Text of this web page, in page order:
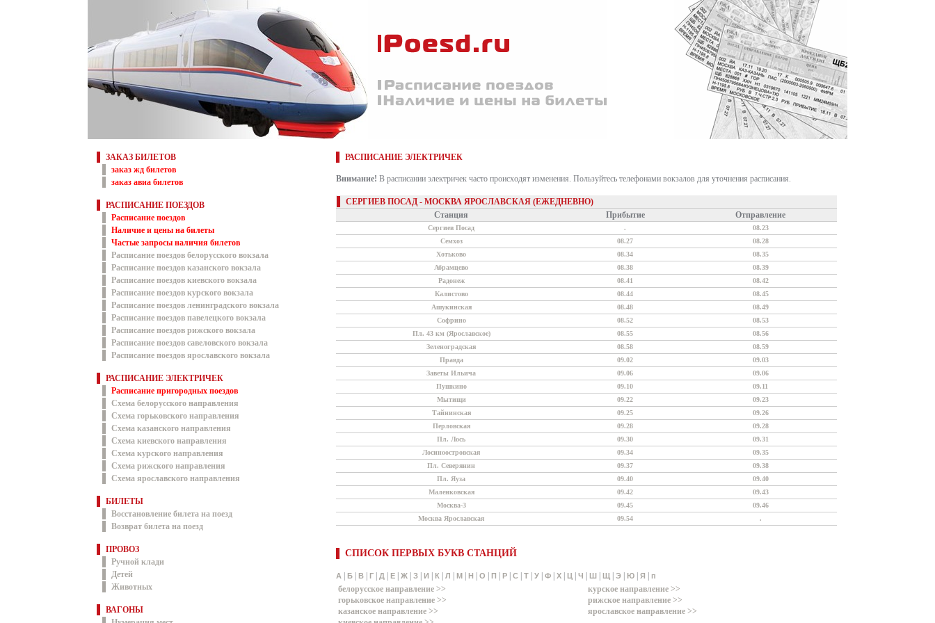
ЗАКАЗ БИЛЕТОВ
заказ жд билетов
заказ авиа билетов
РАСПИСАНИЕ ПОЕЗДОВ
Расписание поездов
Наличие и цены на билеты
Частые запросы наличия билетов
Расписание поездов белорусского вокзала
Расписание поездов казанского вокзала
Расписание поездов киевского вокзала
Расписание поездов курского вокзала
Расписание поездов ленинградского вокзала
Расписание поездов павелецкого вокзала
Расписание поездов рижского вокзала
Расписание поездов савеловского вокзала
Расписание поездов ярославского вокзала
РАСПИСАНИЕ ЭЛЕКТРИЧЕК
Расписание пригородных поездов
Схема белорусского направления
Схема горьковского направления
Схема казанского направления
Схема киевского направления
Схема курского направления
Схема рижского направления
Схема ярославского направления
БИЛЕТЫ
Восстановление билета на поезд
Возврат билета на поезд
ПРОВОЗ
Ручной клади
Детей
Животных
ВАГОНЫ
РАСПИСАНИЕ ЭЛЕКТРИЧЕК
Внимание! В расписании электричек часто происходят изменения. Пользуйтесь телефонами вокзалов для уточнения расписания.
СЕРГИЕВ ПОСАД - МОСКВА ЯРОСЛАВСКАЯ (ЕЖЕДНЕВНО)
Станция
Прибытие Отправление
Сергиев Посад .
08.23
Семхоз
08.27
08.28
Хотьково
08.34
08.35
Абрамцево
08.38
08.39
Радонеж
08.41
08.42
Калистово
08.44
08.45
Ашукинская
08.48
08.49
Софрино
08.52
08.53
Пл. 43 км (Ярославское)
08.55
08.56
Зеленоградская
08.58
08.59
Правда
09.02
09.03
Заветы Ильича
09.06
09.06
Пушкино
09.10
09.11
Мытищи
09.22
09.23
Тайнинская
09.25
09.26
Перловская
09.28
09.28
Пл. Лось
09.30
09.31
Лосиноостровская
09.34
09.35
Пл. Северянин
09.37
09.38
Пл. Яуза
09.40
09.40
Маленковская
09.42
09.43
Москва-3
09.45
09.46
Москва Ярославская
09.54 .
СПИСОК ПЕРВЫХ БУКВ СТАНЦИЙ
А Б В Г Д Е Ж З И К Л М Н О П Р С Т У Ф Х Ц Ч Ш Щ Э Ю Я п
белорусское направление >>
горьковское направление >>
казанское направление >>
курское направление >>
рижское направление >>
ярославское направление >>